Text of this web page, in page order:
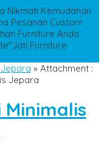
Nikmati Kemudahan
Pesanan Custom
Furniture Anda
Furniture
» Attachment :
Jepara